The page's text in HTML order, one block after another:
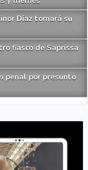
Díaz tomará su
fiasco de Saprissa
penal por presunto